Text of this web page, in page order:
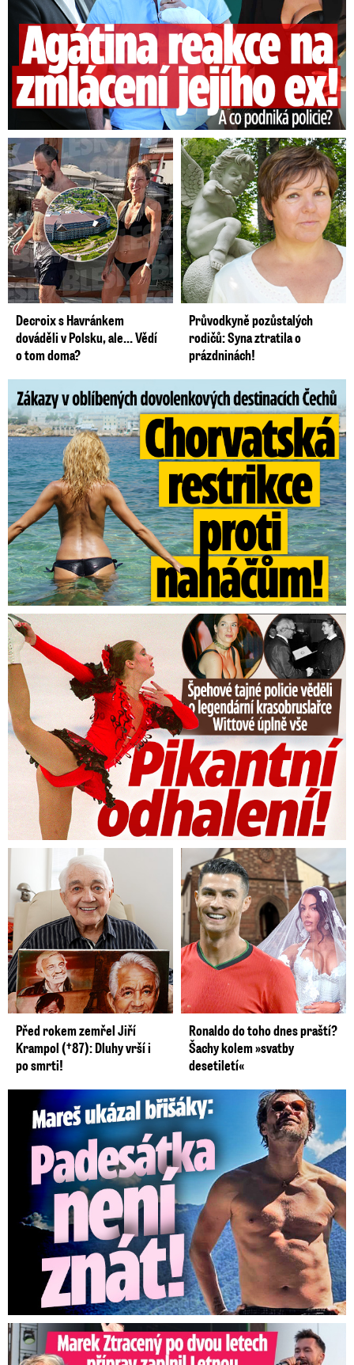
Decroix s Havránkem
dováděli v Polsku, ale… Vědí
o tom doma?
Průvodkyně pozůstalých
rodičů: Syna ztratila o
prázdninách!
Zákazy v dovolenkových rájích: Restrikce proti naháčům!
Tajná policie špehovala krasobruslařku Wittovou: Pikantní ...
Před rokem zemřel Jiří
Krampol (†87): Dluhy vrší i
po smrti!
Ronaldo do toho dnes praští?
Šachy kolem »svatby
desetiletí«
Mareš v dokonalé formě ukázal břišáky: Padesátka není znát
Marek Ztracený na Letné: Pártlová stopla koncert